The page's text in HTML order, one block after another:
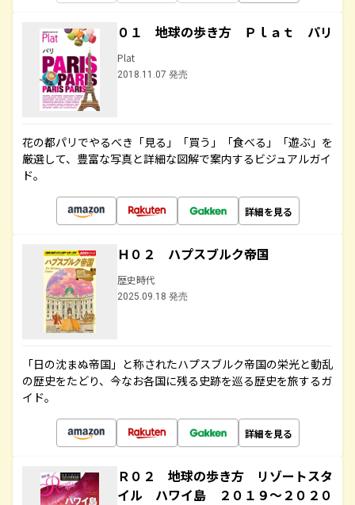
０１ 地球の歩き方 Ｐｌａｔ パリ
Plat
2018.11.07 発売
花の都パリでやるべき「見る」「買う」「食べる」「遊ぶ」を
厳選して、豊富な写真と詳細な図解で案内するビジュアルガイ
ド。
詳細を見る
Ｈ０２ ハプスブルク帝国
歴史時代
2025.09.18 発売
「日の沈まぬ帝国」と称されたハプスブルク帝国の栄光と動乱
の歴史をたどり、今なお各国に残る史跡を巡る歴史を旅するガ
イド。
詳細を見る
Ｒ０２ 地球の歩き方 リゾートスタ
イル ハワイ島 ２０１９～２０２０